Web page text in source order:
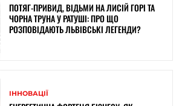
ПОТЯГ-ПРИВИД, ВІДЬМИ НА ЛИСІЙ ГОРІ ТА
ЧОРНА ТРУНА У РАТУШІ: ПРО ЩО
РОЗПОВІДАЮТЬ ЛЬВІВСЬКІ ЛЕГЕНДИ?
ІННОВАЦІЇ